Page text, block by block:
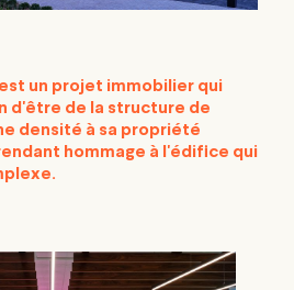
un projet immobilier qui
d'être de la structure de
densité à sa propriété
hommage à l'édifice qui